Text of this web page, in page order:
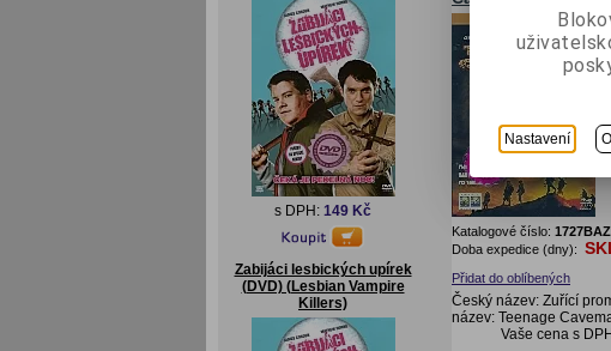
s DPH: 149 Kč
Zabijáci lesbických upírek
(DVD) (Lesbian Vampire
Killers)
Katalogové číslo: 1727BAZ
Doba expedice (dny):
Přidat do oblíbených
Český název: Zuřící
název: Teenage
Vaše cena s
Nastavení